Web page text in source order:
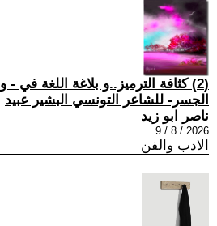
(2) كثافة الترميز..و بلاغة اللغة في
الجسر- للشاعر التونسي البشير عبيد
ناصر ابو زيد
2026 / 8 / 9
الادب والفن